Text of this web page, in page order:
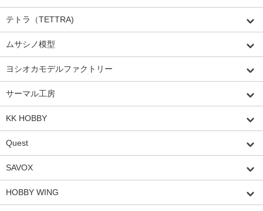
テトラ（TETTRA)
ムサシノ模型
ヨシオカモデルファクトリー
サーマル工房
KK HOBBY
Quest
SAVOX
HOBBY WING